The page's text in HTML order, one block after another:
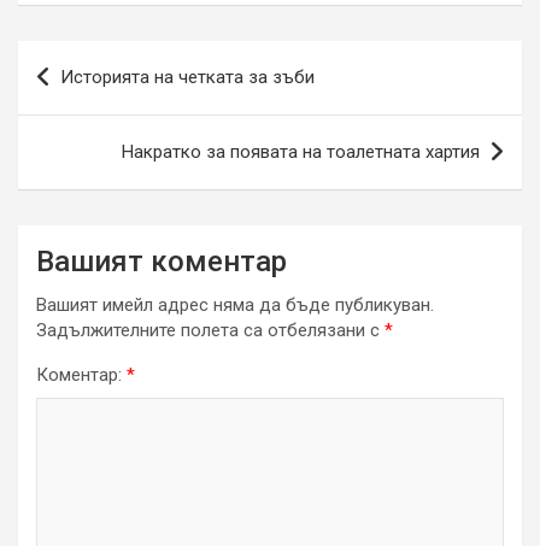
Навигация
Историята на четката за зъби
Накратко за появата на тоалетната хартия
Вашият коментар
Вашият имейл адрес няма да бъде публикуван.
Задължителните полета са отбелязани с *
Коментар: *